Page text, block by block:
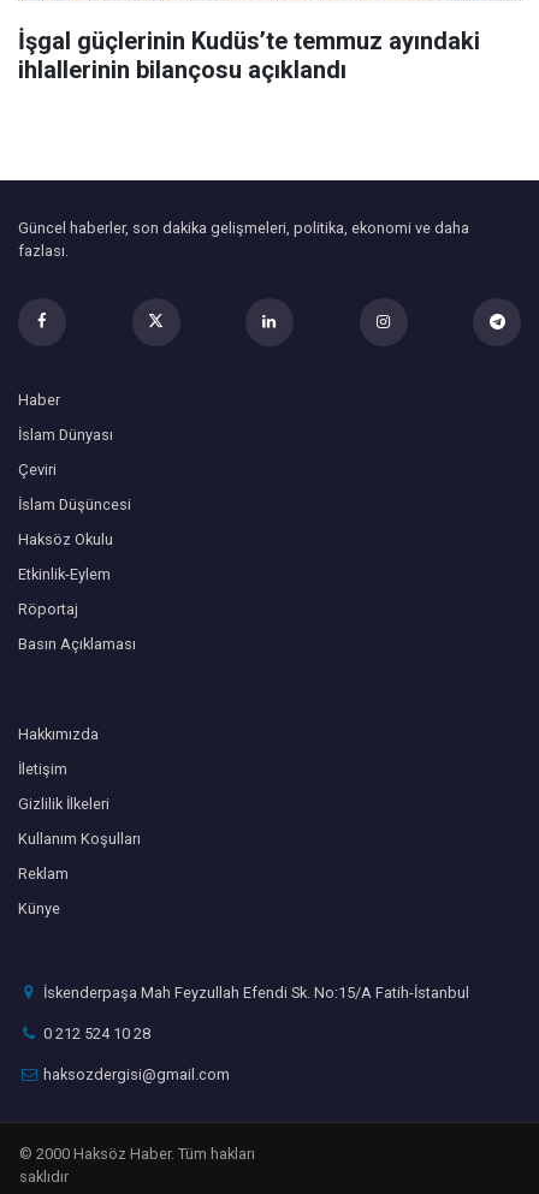
İşgal güçlerinin Kudüs’te temmuz ayındaki
ihlallerinin bilançosu açıklandı
Güncel haberler, son dakika gelişmeleri, politika, ekonomi ve daha
fazlası.
Haber
İslam Dünyası
Çeviri
İslam Düşüncesi
Haksöz Okulu
Etkinlik-Eylem
Röportaj
Basın Açıklaması
Hakkımızda
İletişim
Gizlilik İlkeleri
Kullanım Koşulları
Reklam
Künye
İskenderpaşa Mah Feyzullah Efendi Sk. No:15/A Fatih-İstanbul
0 212 524 10 28
haksozdergisi@gmail.com
© 2000 Haksöz Haber. Tüm hakları
saklıdır